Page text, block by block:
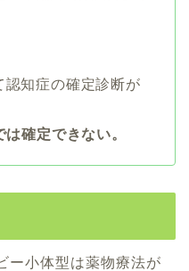
知症の確定診断が
確定できない。
ー小体型は薬物療法が